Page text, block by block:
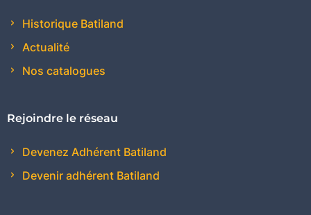
Historique Batiland
Actualité
Nos catalogues
Rejoindre le réseau
Devenez Adhérent Batiland
Devenir adhérent Batiland